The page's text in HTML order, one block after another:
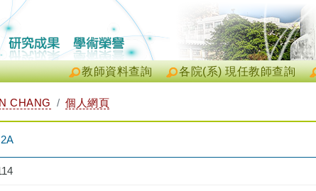
各院(系) 現任教師查詢
教師資料查詢
CHANG 個人網頁